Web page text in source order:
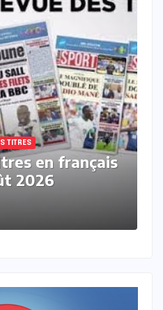
DES TITRES
en wolof du
2026 avec
Ndoye